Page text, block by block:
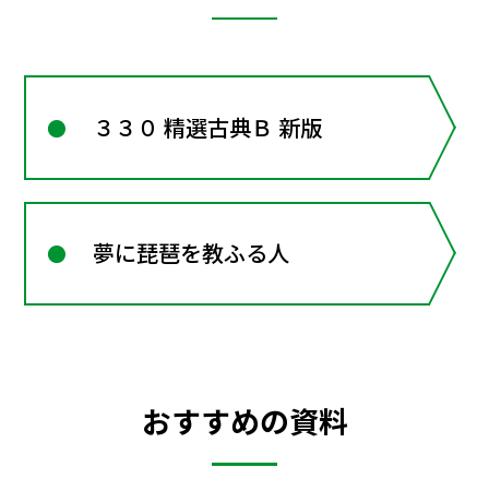
３３０ 精選古典Ｂ 新版
夢に琵琶を教ふる人
おすすめの資料